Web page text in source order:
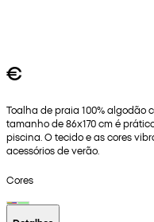
€
Toalha de praia 100% algodão
tamanho de 86x170 cm é
piscina. O tecido e as cores
acessórios de verão.
Cores